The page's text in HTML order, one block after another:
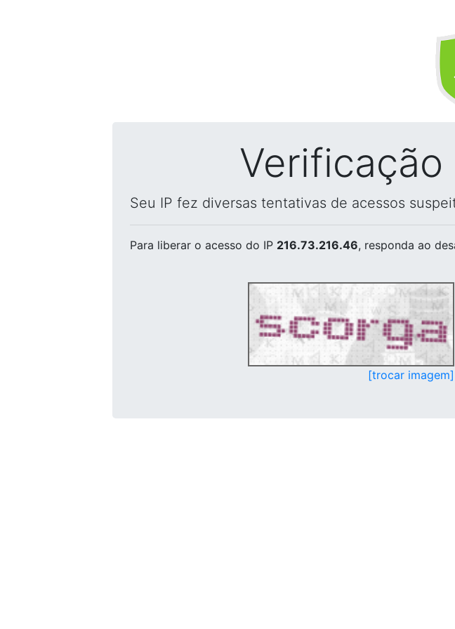
Seu IP fez diversas tentativas de acessos
Para liberar o acesso do IP 216.73.216.46, responda ao
[trocar imagem]